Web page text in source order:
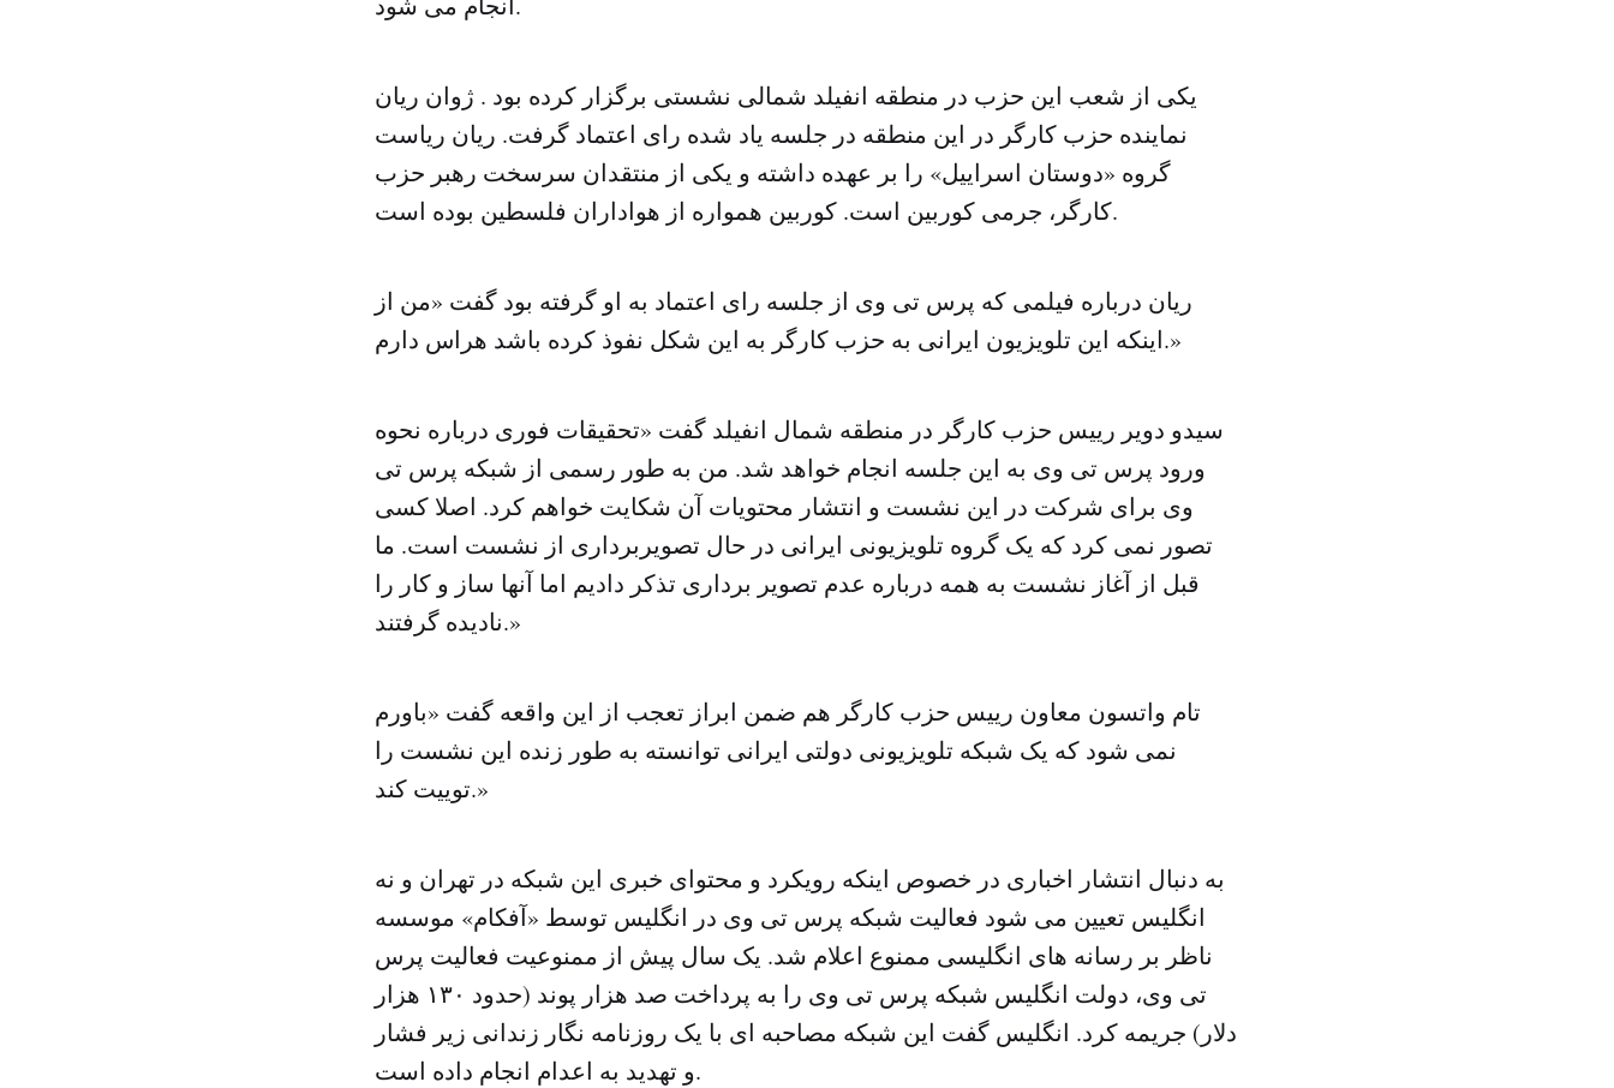
یکی از شعب این حزب در منطقه انفیلد شمالی نشستی برگزار کرده بود . ژوان ریان
نماینده حزب کارگر در این منطقه در جلسه یاد شده رای اعتماد گرفت. ریان ریاست
گروه «دوستان اسراییل» را بر عهده داشته و یکی از منتقدان سرسخت رهبر حزب
کارگر، جرمی کوربین است. کوربین همواره از هواداران فلسطین بوده است.
ریان درباره فیلمی که پرس تی وی از جلسه رای اعتماد به او گرفته بود گفت «من از
اینکه این تلویزیون ایرانی به حزب کارگر به این شکل نفوذ کرده باشد هراس دارم.»
سیدو دویر رییس حزب کارگر در منطقه شمال انفیلد گفت «تحقیقات فوری درباره نحوه
ورود پرس تی وی به این جلسه انجام خواهد شد. من به طور رسمی از شبکه پرس تی
وی برای شرکت در این نشست و انتشار محتویات آن شکایت خواهم کرد. اصلا کسی
تصور نمی کرد که یک گروه تلویزیونی ایرانی در حال تصویربرداری از نشست است. ما
قبل از آغاز نشست به همه درباره عدم تصویر برداری تذکر دادیم اما آنها ساز و کار را
نادیده گرفتند.»
تام واتسون معاون رییس حزب کارگر هم ضمن ابراز تعجب از این واقعه گفت «باورم
نمی شود که یک شبکه تلویزیونی دولتی ایرانی توانسته به طور زنده این نشست را
توییت کند.»
به دنبال انتشار اخباری در خصوص اینکه رویکرد و محتوای خبری این شبکه در تهران و نه
انگلیس تعیین می شود فعالیت شبکه پرس تی وی در انگلیس توسط «آفکام» موسسه
ناظر بر رسانه های انگلیسی ممنوع اعلام شد. یک سال پیش از ممنوعیت فعالیت پرس
تی وی، دولت انگلیس شبکه پرس تی وی را به پرداخت صد هزار پوند (حدود ۱۳۰ هزار
دلار) جریمه کرد. انگلیس گفت این شبکه مصاحبه ای با یک روزنامه نگار زندانی زیر فشار
و تهدید به اعدام انجام داده است.